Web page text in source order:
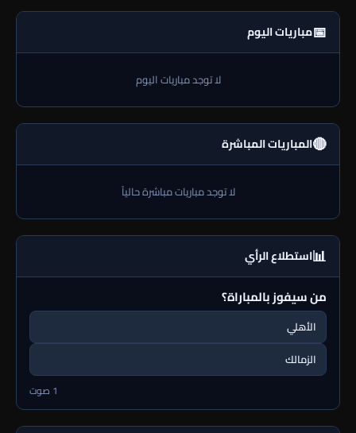
📅مباريات اليوم
لا توجد مباريات اليوم
🔴المباريات المباشرة
لا توجد مباريات مباشرة حالياً
📊استطلاع الرأي
من سيفوز بالمباراة؟
الأهلي
الزمالك
1 صوت